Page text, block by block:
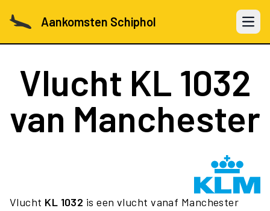
Aankomsten Schiphol Open
Vlucht KL 1032
van Manchester
Vlucht KL 1032 is een vlucht vanaf Manchester